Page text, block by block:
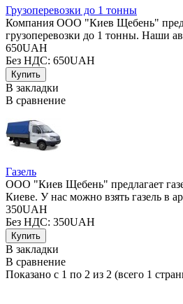
Грузоперевозки до 1 тонны
Компания ООО "Киев Щебень"
грузоперевозки до 1 тонны. Наши
650UAH
Без НДС: 650UAH
В закладки
В сравнение
Газель
ООО "Киев Щебень" предлагает
Киеве. У нас можно взять газель в
350UAH
Без НДС: 350UAH
В закладки
В сравнение
Показано с 1 по 2 из 2 (всего 1